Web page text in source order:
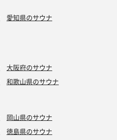
愛知県のサウナ
大阪府のサウナ
和歌山県のサウナ
岡山県のサウナ
徳島県のサウナ